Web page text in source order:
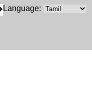
Language: